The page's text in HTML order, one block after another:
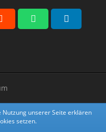
WoltLab Suite™
Nutzung unserer Seite erklären
setzen.